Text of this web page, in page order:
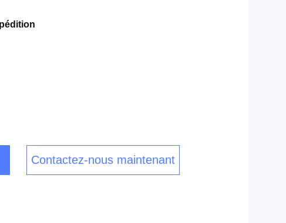
Contactez-nous maintenant